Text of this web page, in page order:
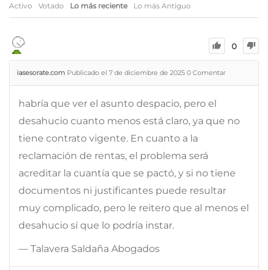
Activo Votado Lo más reciente Lo más Antiguo
0
iasesorate.com Publicado el 7 de diciembre de 2025 0 Comentar
habría que ver el asunto despacio, pero el
desahucio cuanto menos está claro, ya que no
tiene contrato vigente. En cuanto a la
reclamación de rentas, el problema será
acreditar la cuantía que se pactó, y si no tiene
documentos ni justificantes puede resultar
muy complicado, pero le reitero que al menos el
desahucio sí que lo podría instar.
— Talavera Saldaña Abogados